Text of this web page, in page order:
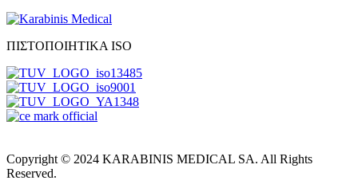
ΠΙΣΤΟΠΟΙΗΤΙΚΑ ISO
Copyright © 2024 KARABINIS MEDICAL SA. All Rights
Reserved.